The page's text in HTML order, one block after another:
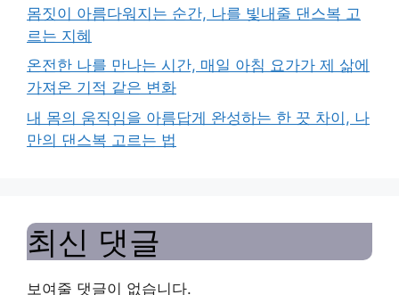
몸짓이 아름다워지는 순간, 나를 빛내줄 댄스복 고
르는 지혜
온전한 나를 만나는 시간, 매일 아침 요가가 제 삶에
가져온 기적 같은 변화
내 몸의 움직임을 아름답게 완성하는 한 끗 차이, 나
만의 댄스복 고르는 법
최신 댓글
보여줄 댓글이 없습니다.